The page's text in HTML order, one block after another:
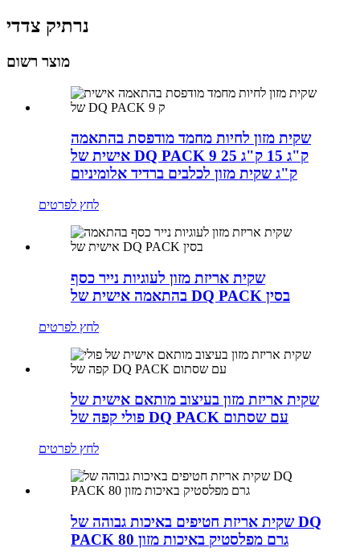
נרתיק צדדי
מוצר רשום
שקית מזון לחיות מחמד מודפסת בהתאמה
אישית של DQ PACK 9 ק"ג 15 ק"ג 25
ק"ג שקית מזון לכלבים ברדיד אלומיניום
לחץ לפרטים
שקית אריזת מזון לעוגיות נייר כסף
בהתאמה אישית של DQ PACK בסין
לחץ לפרטים
שקית אריזת מזון בעיצוב מותאם אישית של
פולי קפה של DQ PACK עם שסתום
לחץ לפרטים
שקית אריזת חטיפים באיכות גבוהה של DQ
PACK 80 גרם מפלסטיק באיכות מזון